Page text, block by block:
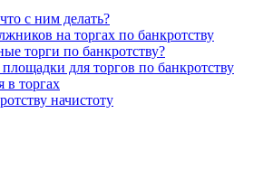
с ним делать?
на торгах по банкротству
торги по банкротству?
для торгов по банкротству
в торгах
начистоту